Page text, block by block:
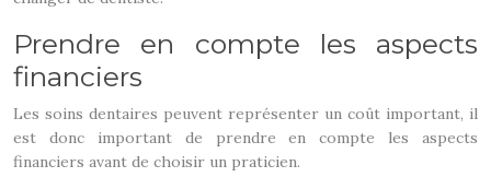
Prendre en compte les aspects
financiers
Les soins dentaires peuvent représenter un coût important, il
est donc important de prendre en compte les aspects
financiers avant de choisir un praticien.